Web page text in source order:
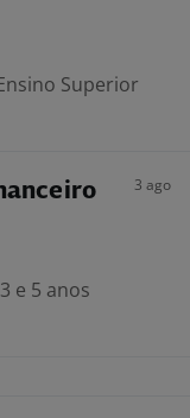
Superior
3 ago
e 5 anos